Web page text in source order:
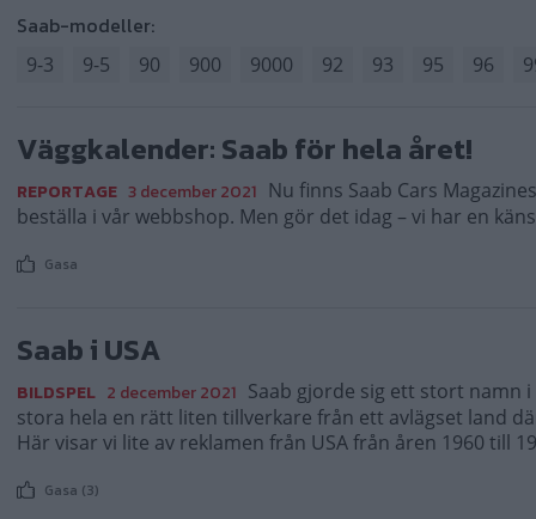
Saab-modeller:
9-3 9-5 90 900 9000 92 93 95 96
Väggkalender: Saab för hela året!
REPORTAGE 3 december 2021 Nu finns Saab Cars
beställa i vår webbshop. Men gör det idag – vi har en
Gasa
Saab i USA
BILDSPEL 2 december 2021 Saab gjorde sig ett stort namn
stora hela en rätt liten tillverkare från ett avlägset land
Här visar vi lite av reklamen från USA från åren 1960 till
Gasa (3)